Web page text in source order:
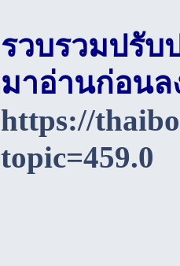
รวบรวมปรับ
มาอ่านก่อน
https://
topic=459.0